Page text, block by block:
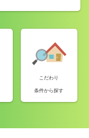
こだわり
条件から探す